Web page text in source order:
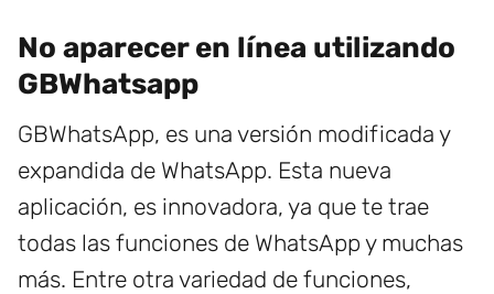
No aparecer en línea utilizando
GBWhatsapp
GBWhatsApp, es una versión modificada y
expandida de WhatsApp. Esta nueva
aplicación, es innovadora, ya que te trae
todas las funciones de WhatsApp y muchas
más. Entre otra variedad de funciones,